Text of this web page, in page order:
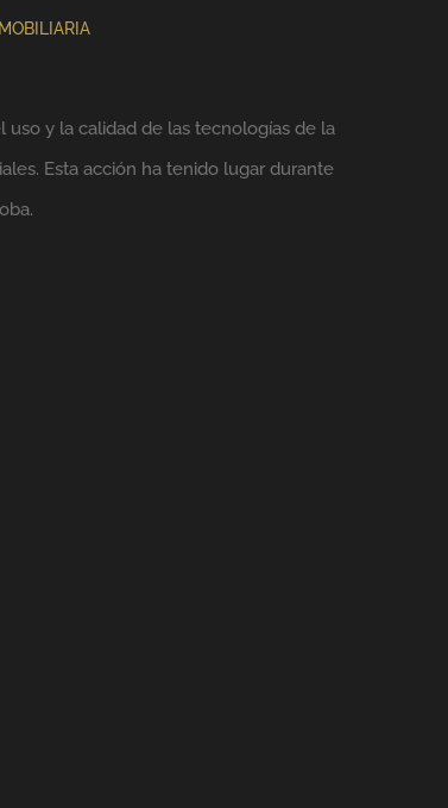
uso y la calidad de las tecnologías de la
Esta acción ha tenido lugar durante